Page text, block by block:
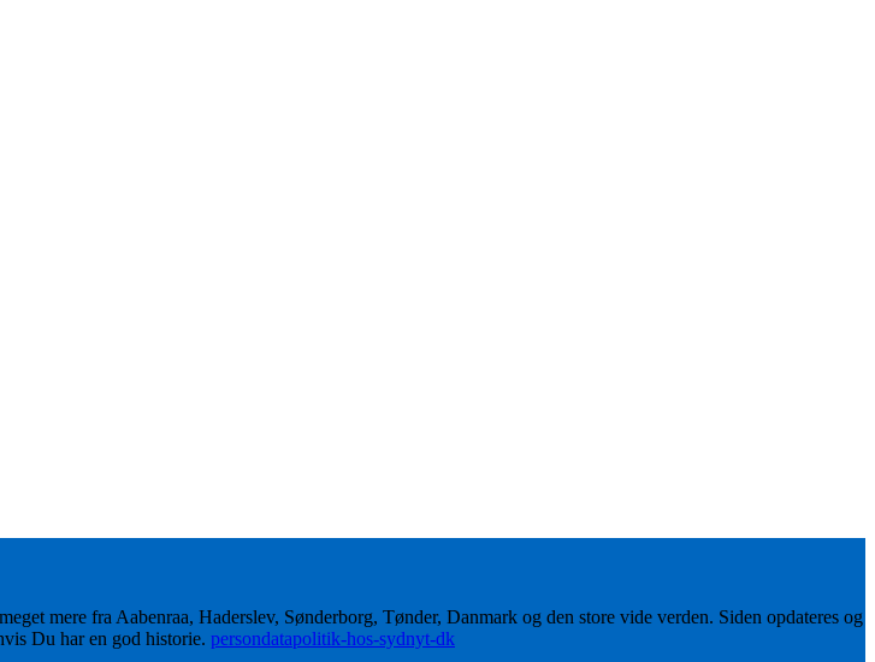
mere fra Aabenraa, Haderslev, Sønderborg, Tønder, Danmark og den store vide verden. Siden opdateres og
Du har en god historie. persondatapolitik-hos-sydnyt-dk